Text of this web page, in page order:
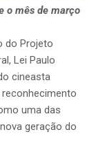
o mês de março
do Projeto
Lei Paulo
cineasta
reconhecimento
uma das
geração do